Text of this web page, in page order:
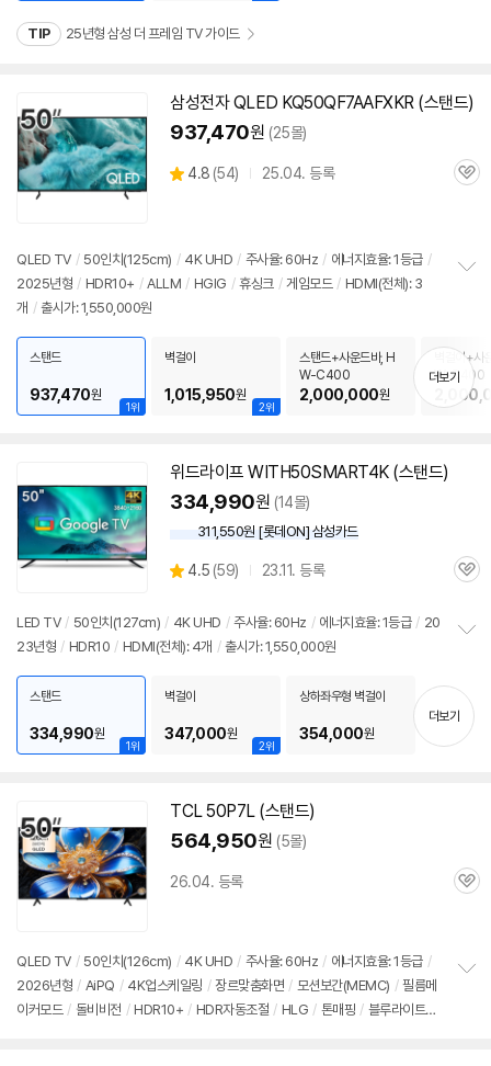
TIP 25년형 삼성 더 프레임 TV 가이드
삼성전자 QLED KQ50QF7AAFXKR (스탠드)
937,470원 (25몰)
별
4.8 (상
54) 25.04. 등록
관
QLED TV / 50인치 (125cm) / 4K UHD / 주사율: 60Hz / 에너지효율: 1등급 /
2025년형 / HDR10+ / ALLM / HGIG / 휴싱크 / 게임모드 / HDMI(전체): 3
개 / 출시가: 1,550,000원
치
기
1위
스탠드
937,470원
2위
벽걸이
1,015,950원
스탠드+사운드바, H
W-C400
2,000,000원
벽걸이+사
W-C400
더보기
위드라이프 WITH50SMART4K (스탠드)
334,990원 (14몰)
311,550원 [롯데ON] 삼성카드
별
4.5 (상
리
뷰
59) 23.11. 등록
관
LED TV / 50인치 (127cm) / 4K UHD / 주사율: 60Hz / 에너지효율: 1등급 / 20
23년형 / HDR10 / HDMI(전체): 4개 / 출시가: 1,550,000원
치
기
1위
스탠드
334,990원
2위
벽걸이
347,000원
상하좌우형 벽걸이
354,000원
더보기
TCL 50P7L (스탠드)
564,950원 (5몰)
26.04. 등록
관
QLED TV / 50인치 (126cm) / 4K UHD / 주사율: 60Hz / 에너지효율: 1등급 /
2026년형 / AiPQ / 4K업스케일링 / 장르맞춤화면 / 모션보간(MEMC) / 필름메
이커모드 / 돌비비전 / HDR10+ / HDR자동조절 / HLG / 톤매핑 / 블루라이트차